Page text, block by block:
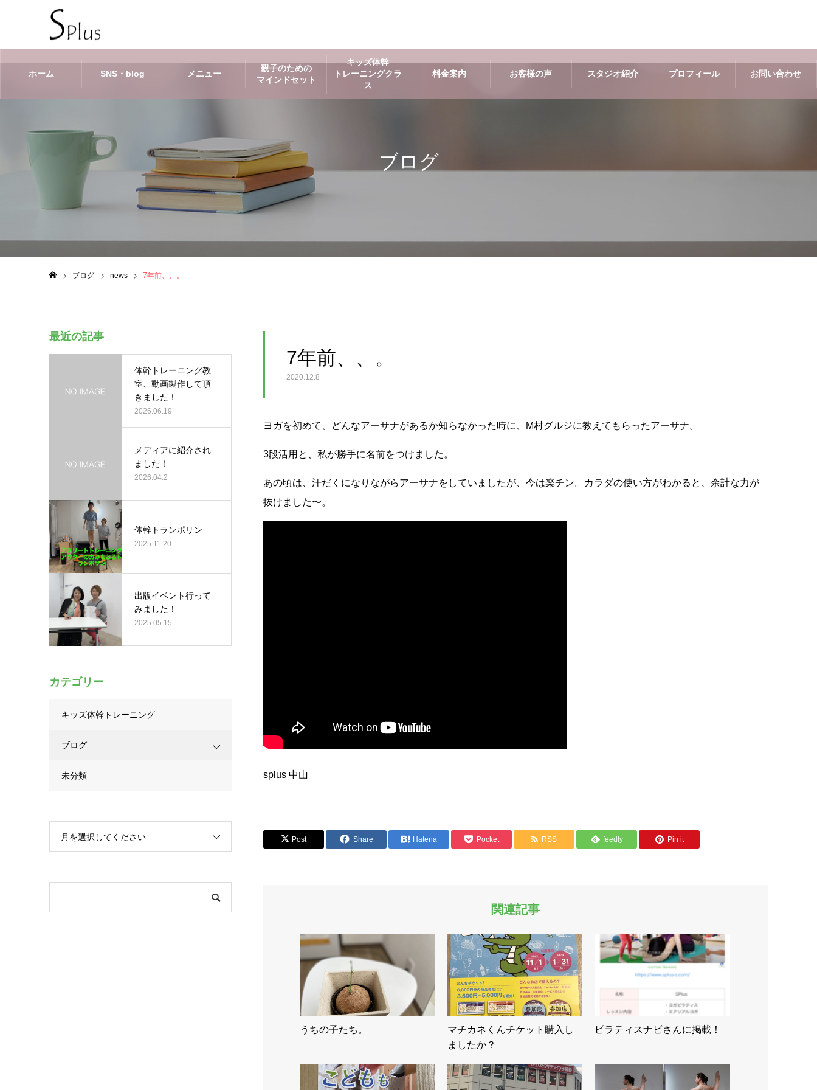
ホーム SNS・blog メニュー
親子のための
マインドセット
キッズ体幹
トレーニングクラ
ス
料金案内 お客様の声 スタジオ紹介 プロフィール お問い合わせ
ブログ
ブログ news 7年前、、。
7年前、、。
2020.12.8
ヨガを初めて、どんなアーサナがあるか知らなかった時に、M村グルジに教えてもらったアーサナ。
3段活用と、私が勝手に名前をつけました。
あの頃は、汗だくになりながらアーサナをしていましたが、今は楽チン。カラダの使い方がわかると、余計な力が
抜けました〜。
splus 中山
Post Share Hatena Pocket RSS feedly Pin it
関連記事
うちの子たち。
マチカネくんチケット購入し
ましたか？
ピラティスナビさんに掲載！
最近の記事
体幹トレーニング教
室、動画製作して頂
きました！
2026.06.19
メディアに紹介され
ました！
2026.04.2
体幹トランポリン
2025.11.20
出版イベント行って
みました！
2025.05.15
カテゴリー
キッズ体幹トレーニング
ブログ
未分類
月を選択してください